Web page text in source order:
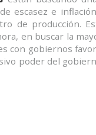
escasez e
de producción.
en buscar la
con gobiernos
poder del